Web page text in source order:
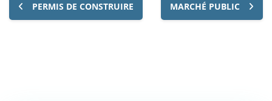
PERMIS DE CONSTRUIRE MARCHÉ PUBLIC